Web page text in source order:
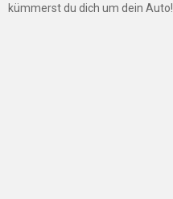
kümmerst du dich um dein Auto!